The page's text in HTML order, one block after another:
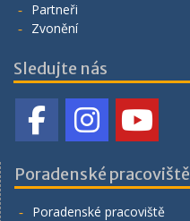
Partneři
Zvonění
Sledujte nás
Poradenské pracoviště
Poradenské pracoviště